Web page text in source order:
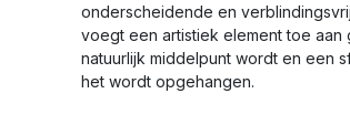
onderscheidende en
voegt een artistiek element toe
natuurlijk middelpunt wordt en een
het wordt opgehangen.